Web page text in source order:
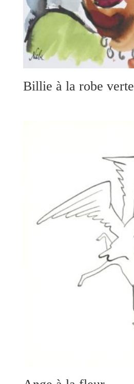
Billie à la robe verte